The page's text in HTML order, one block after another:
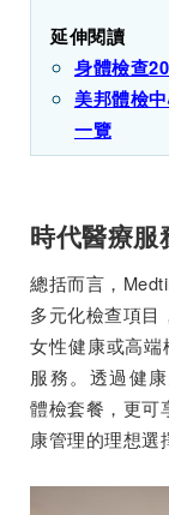
延伸閱讀
身體檢查
美邦體檢
一覽
時代醫療服
總括而言，
多元化檢查項目
女性健康或高
服務。透過健
體檢套餐，更可
康管理的理想選